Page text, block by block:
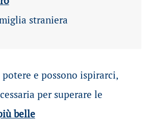
straniera
e possono ispirarci,
per superare le
belle